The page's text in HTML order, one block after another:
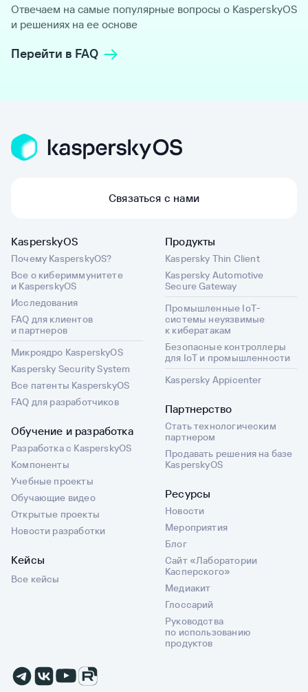
Отвечаем на самые популярные вопросы о KasperskyOS
и решениях на ее основе
Перейти в FAQ
Связаться с нами
KasperskyOS
Почему KasperskyOS?
Все о кибериммунитете
и KasperskyOS
Исследования
FAQ для клиентов
и партнеров
Микроядро KasperskyOS
Kaspersky Security System
Все патенты KasperskyOS
FAQ для разработчиков
Обучение и разработка
Разработка с KasperskyOS
Компоненты
Учебные проекты
Обучающие видео
Открытые проекты
Новости разработки
Кейсы
Все кейсы
Продукты
Kaspersky Thin Client
Kaspersky Automotive
Secure Gateway
Промышленные IoT-
системы неуязвимые
к кибератакам
Безопасные контроллеры
для IoT и промышленности
Kaspersky Appicenter
Партнерство
Стать технологическим
партнером
Продавать решения на базе
KasperskyOS
Ресурсы
Новости
Мероприятия
Блог
Сайт «Лаборатории
Касперского»
Медиакит
Глоссарий
Руководства
по использованию
продуктов